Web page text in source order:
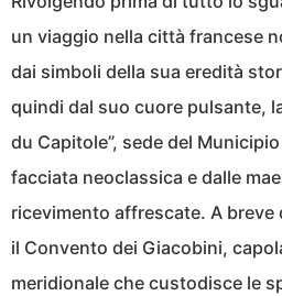
un viaggio nella città francese
dai simboli della sua eredità
quindi dal suo cuore pulsante,
du Capitole”, sede del
facciata neoclassica e dalle
ricevimento affrescate. A
il Convento dei Giacobini,
meridionale che custodisce le